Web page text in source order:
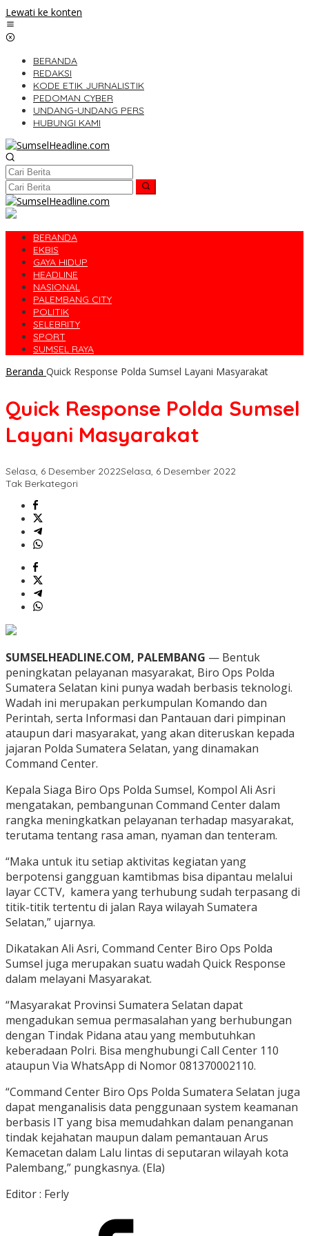
Lewati ke konten
BERANDA
REDAKSI
KODE ETIK JURNALISTIK
PEDOMAN CYBER
UNDANG-UNDANG PERS
HUBUNGI KAMI
BERANDA
EKBIS
GAYA HIDUP
HEADLINE
NASIONAL
PALEMBANG CITY
POLITIK
SELEBRITY
SPORT
SUMSEL RAYA
Beranda Quick Response Polda Sumsel Layani Masyarakat
Quick Response Polda Sumsel
Layani Masyarakat
Selasa, 6 Desember 2022Selasa, 6 Desember 2022
Tak Berkategori
SUMSELHEADLINE.COM, PALEMBANG — Bentuk
peningkatan pelayanan masyarakat, Biro Ops Polda
Sumatera Selatan kini punya wadah berbasis teknologi.
Wadah ini merupakan perkumpulan Komando dan
Perintah, serta Informasi dan Pantauan dari pimpinan
ataupun dari masyarakat, yang akan diteruskan kepada
jajaran Polda Sumatera Selatan, yang dinamakan
Command Center.
Kepala Siaga Biro Ops Polda Sumsel, Kompol Ali Asri
mengatakan, pembangunan Command Center dalam
rangka meningkatkan pelayanan terhadap masyarakat,
terutama tentang rasa aman, nyaman dan tenteram.
“Maka untuk itu setiap aktivitas kegiatan yang
berpotensi gangguan kamtibmas bisa dipantau melalui
layar CCTV, kamera yang terhubung sudah terpasang di
titik-titik tertentu di jalan Raya wilayah Sumatera
Selatan,” ujarnya.
Dikatakan Ali Asri, Command Center Biro Ops Polda
Sumsel juga merupakan suatu wadah Quick Response
dalam melayani Masyarakat.
“Masyarakat Provinsi Sumatera Selatan dapat
mengadukan semua permasalahan yang berhubungan
dengan Tindak Pidana atau yang membutuhkan
keberadaan Polri. Bisa menghubungi Call Center 110
ataupun Via WhatsApp di Nomor 081370002110.
“Command Center Biro Ops Polda Sumatera Selatan juga
dapat menganalisis data penggunaan system keamanan
berbasis IT yang bisa memudahkan dalam penanganan
tindak kejahatan maupun dalam pemantauan Arus
Kemacetan dalam Lalu lintas di seputaran wilayah kota
Palembang,” pungkasnya. (Ela)
Editor : Ferly